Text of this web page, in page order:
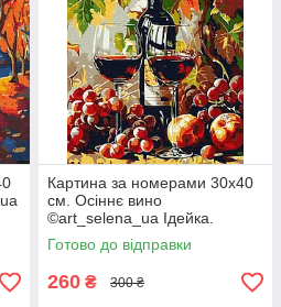
Картина за номерами 30х40
см. Осіннє вино
©art_selena_ua Ідейка.
KHO5705
Готово до відправки
260 ₴ 300 ₴